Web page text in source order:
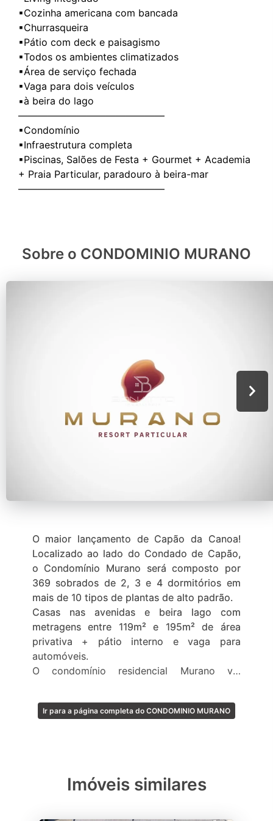
▪Cozinha americana com bancada
▪Churrasqueira
▪Pátio com deck e paisagismo
▪Todos os ambientes climatizados
▪Área de serviço fechada
▪Vaga para dois veículos
▪à beira do lago
———————————————
▪Condomínio
▪Infraestrutura completa
▪Piscinas, Salões de Festa + Gourmet + Academia
+ Praia Particular, paradouro à beira-mar
Sobre o CONDOMINIO MURANO
O maior lançamento de Capão da Canoa!
Localizado ao lado do Condado de Capão,
o Condomínio Murano será composto por
369 sobrados de 2, 3 e 4 dormitórios em
mais de 10 tipos de plantas de alto padrão.
Casas nas avenidas e beira lago com
metragens entre 119m² e 195m² de área
privativa + pátio interno e vaga para
automóveis.
O condomínio residencial Murano vai
infraestrutura de lazer de Capão da Canoa.
Piscinas interna e externa com prainha, club
gourmet e estacionamento para visitantes.
o vidro em arte, o empreendimento
Ir para a página completa do CONDOMINIO MURANO
Imóveis similares